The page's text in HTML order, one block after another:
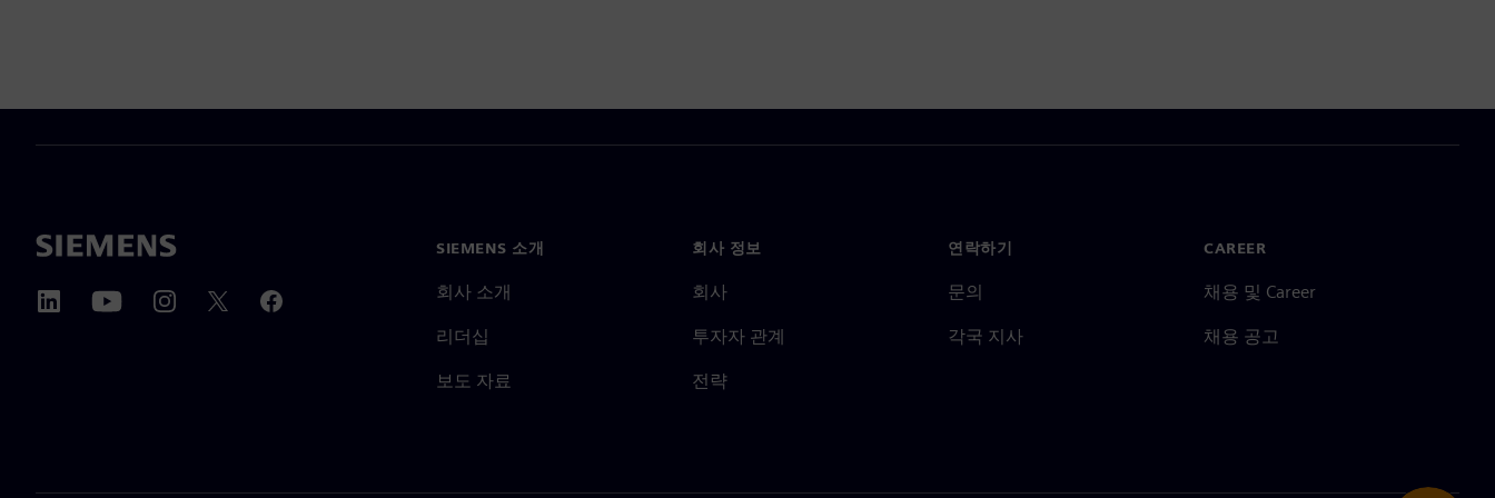
SIEMENS 소개
회사 소개
리더십
보도 자료
회사 정보
회사
투자자 관계
전략
연락하기
문의
각국 지사
CAREER
채용 및 Career
채용 공고